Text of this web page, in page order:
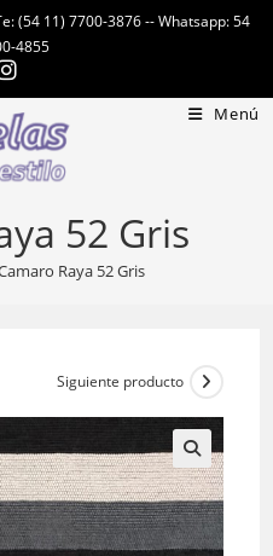
(54 11) 7700-3876 -- Whatsapp: 54
4855
Menú
52 Gris
Raya 52 Gris
Siguiente producto